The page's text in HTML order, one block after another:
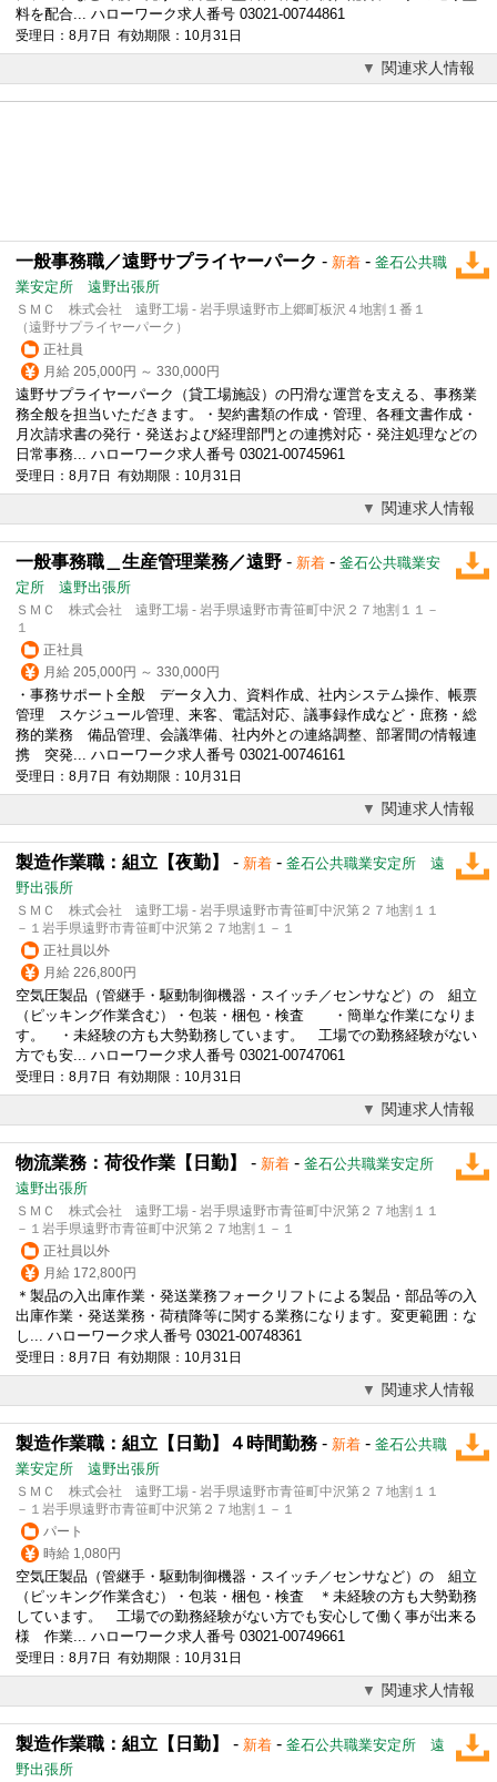
料を配合... ハローワーク求人番号 03021-00744861
受理日：8月7日 有効期限：10月31日
関連求人情報
一般事務職／遠野サプライヤーパーク - 新着 - 釜石公共職
業安定所 遠野出張所
ＳＭＣ 株式会社 遠野工場 - 岩手県遠野市上郷町板沢４地割１番１
（遠野サプライヤーパーク）
正社員
月給 205,000円 ～ 330,000円
遠野サプライヤーパーク（貸工場施設）の円滑な運営を支える、事務業
務全般を担当いただきます。・契約書類の作成・管理、各種文書作成・
月次請求書の発行・発送および経理部門との連携対応・発注処理などの
日常事務... ハローワーク求人番号 03021-00745961
受理日：8月7日 有効期限：10月31日
関連求人情報
一般事務職＿生産管理業務／遠野 - 新着 - 釜石公共職業安
定所 遠野出張所
ＳＭＣ 株式会社 遠野工場 - 岩手県遠野市青笹町中沢２７地割１１－
１
正社員
月給 205,000円 ～ 330,000円
・事務サポート全般 データ入力、資料作成、社内システム操作、帳票
管理 スケジュール管理、来客、電話対応、議事録作成など・庶務・総
務的業務 備品管理、会議準備、社内外との連絡調整、部署間の情報連
携 突発... ハローワーク求人番号 03021-00746161
受理日：8月7日 有効期限：10月31日
関連求人情報
製造作業職：組立【夜勤】 - 新着 - 釜石公共職業安定所 遠
野出張所
ＳＭＣ 株式会社 遠野工場 - 岩手県遠野市青笹町中沢第２７地割１１
－１岩手県遠野市青笹町中沢第２７地割１－１
正社員以外
月給 226,800円
空気圧製品（管継手・駆動制御機器・スイッチ／センサなど）の 組立
（ピッキング作業含む）・包装・梱包・検査 ・簡単な作業になりま
す。 ・未経験の方も大勢勤務しています。 工場での勤務経験がない
方でも安... ハローワーク求人番号 03021-00747061
受理日：8月7日 有効期限：10月31日
関連求人情報
物流業務：荷役作業【日勤】 - 新着 - 釜石公共職業安定所
遠野出張所
ＳＭＣ 株式会社 遠野工場 - 岩手県遠野市青笹町中沢第２７地割１１
－１岩手県遠野市青笹町中沢第２７地割１－１
正社員以外
月給 172,800円
＊製品の入出庫作業・発送業務フォークリフトによる製品・部品等の入
出庫作業・発送業務・荷積降等に関する業務になります。変更範囲：な
し... ハローワーク求人番号 03021-00748361
受理日：8月7日 有効期限：10月31日
関連求人情報
製造作業職：組立【日勤】４時間勤務 - 新着 - 釜石公共職
業安定所 遠野出張所
ＳＭＣ 株式会社 遠野工場 - 岩手県遠野市青笹町中沢第２７地割１１
－１岩手県遠野市青笹町中沢第２７地割１－１
パート
時給 1,080円
空気圧製品（管継手・駆動制御機器・スイッチ／センサなど）の 組立
（ピッキング作業含む）・包装・梱包・検査 ＊未経験の方も大勢勤務
しています。 工場での勤務経験がない方でも安心して働く事が出来る
様 作業... ハローワーク求人番号 03021-00749661
受理日：8月7日 有効期限：10月31日
関連求人情報
製造作業職：組立【日勤】 - 新着 - 釜石公共職業安定所 遠
野出張所